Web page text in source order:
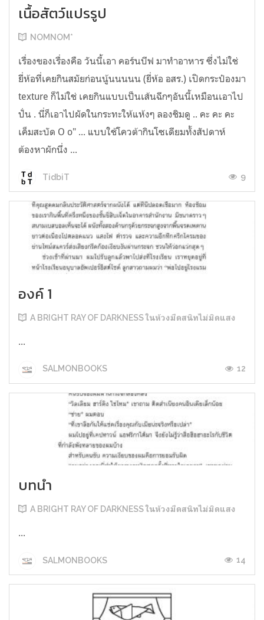
เนื้อสัตว์แปรรูป
NOMNOM*
เรื่องของเรื่องคือ วันนี้เอา คอร์นบีฟ มาทำอาหาร ซึ่งไม่ใช่
ยี่ห้อที่เคยกินสมัยก่อนนู้นนนนน (ยี่ห้อ อสร.) เปิดกระป๋องมา
texture ก็ไม่ใช่ เคยกินแบบเป็นเส้นฉีกๆอันนี้เหมือนเอาไป
ปั่น . นี่ก็เอาไปผัดในกระทะให้แห้งๆ ลองชิมดู .. คะ คะ คะ
เค็มสะบัด O o" ... แบบใช้โควต้ากินโซเดียมทั้งสัปดาห์
ต้องหาผักนึ่ง ...
TidbiT 9
องค์ 1
A BRIGHT RAY OF DARKNESS ในห้วงมืดสนิทไม่มิดแสง
...
SALMONBOOKS 12
บทนำ
A BRIGHT RAY OF DARKNESS ในห้วงมืดสนิทไม่มิดแสง
...
SALMONBOOKS 14